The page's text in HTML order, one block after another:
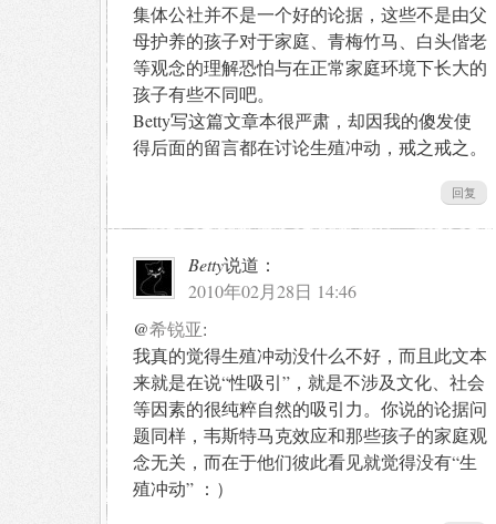
集体公社并不是一个好的论据，这些不是由父
母护养的孩子对于家庭、青梅竹马、白头偕老
等观念的理解恐怕与在正常家庭环境下长大的
孩子有些不同吧。
Betty写这篇文章本很严肃，却因我的傻发使
得后面的留言都在讨论生殖冲动，戒之戒之。
回复
Betty说道：
2010年02月28日 14:46
@希锐亚:
我真的觉得生殖冲动没什么不好，而且此文本
来就是在说“性吸引”，就是不涉及文化、社会
等因素的很纯粹自然的吸引力。你说的论据问
题同样，韦斯特马克效应和那些孩子的家庭观
念无关，而在于他们彼此看见就觉得没有“生
殖冲动” ：）